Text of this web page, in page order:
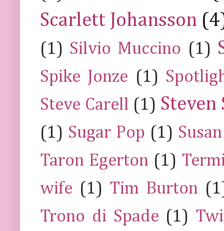
Scarlett Johansson
(1) Silvio Muccino (1)
Spike Jonze (1)
Steve Carell (1) Steven
(1) Sugar Pop (1)
Taron Egerton (1)
wife (1) Tim Burton
Trono di Spade (1)